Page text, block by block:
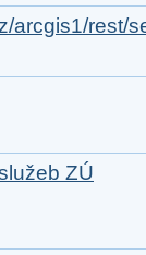
arcgis1/rest/
ZÚ